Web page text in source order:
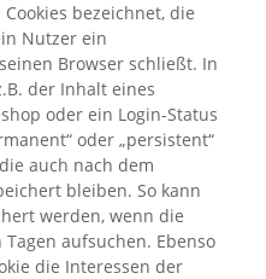
bezeichnet, die
Nutzer ein
Browser schließt. In
der Inhalt eines
oder ein Login-Status
oder „persistent“
auch nach dem
bleiben. So kann
werden, wenn die
aufsuchen. Ebenso
die Interessen der